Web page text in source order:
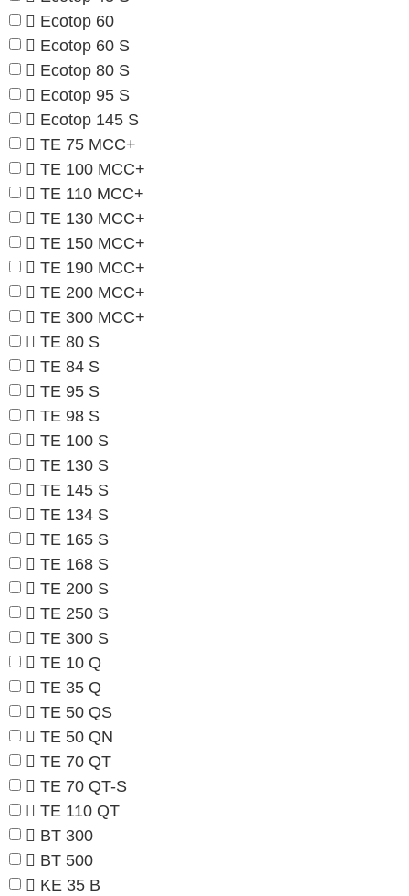
Ecotop 60
Ecotop 60 S
Ecotop 80 S
Ecotop 95 S
Ecotop 145 S
TE 75 MCC+
TE 100 MCC+
TE 110 MCC+
TE 130 MCC+
TE 150 MCC+
TE 190 MCC+
TE 200 MCC+
TE 300 MCC+
TE 80 S
TE 84 S
TE 95 S
TE 98 S
TE 100 S
TE 130 S
TE 145 S
TE 134 S
TE 165 S
TE 168 S
TE 200 S
TE 250 S
TE 300 S
TE 10 Q
TE 35 Q
TE 50 QS
TE 50 QN
TE 70 QT
TE 70 QT-S
TE 110 QT
BT 300
BT 500
KE 35 B